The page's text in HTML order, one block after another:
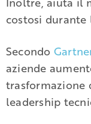
costosi
Secondo
aziende
trasformazione
leadership